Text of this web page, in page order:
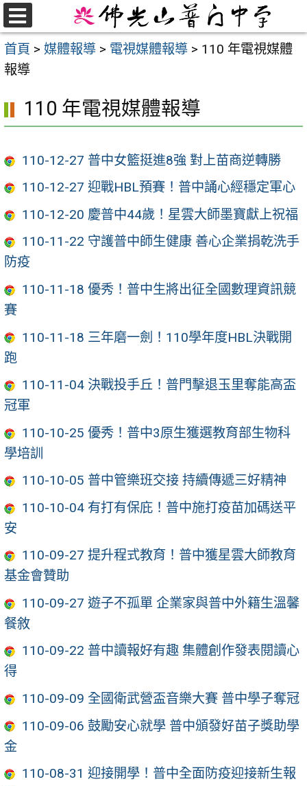
跳
至
主
要
首頁 > 媒體報導 > 電視媒體報導 > 110 年電視媒體
報導
110 年電視媒體報導
110-12-27 普中女籃挺進8強 對上苗商逆轉勝
110-12-27 迎戰HBL預賽！普中誦心經穩定軍心
110-12-20 慶普中44歲！星雲大師墨寶獻上祝福
110-11-22 守護普中師生健康 善心企業捐乾洗手
防疫
110-11-18 優秀！普中生將出征全國數理資訊競
賽
110-11-18 三年磨一劍！110學年度HBL決戰開
跑
110-11-04 決戰投手丘！普門擊退玉里奪能高盃
冠軍
110-10-25 優秀！普中3原生獲選教育部生物科
學培訓
110-10-05 普中管樂班交接 持續傳遞三好精神
110-10-04 有打有保庇！普中施打疫苗加碼送平
安
110-09-27 提升程式教育！普中獲星雲大師教育
基金會贊助
110-09-27 遊子不孤單 企業家與普中外籍生溫馨
餐敘
110-09-22 普中讀報好有趣 集體創作發表閱讀心
得
110-09-09 全國衛武營盃音樂大賽 普中學子奪冠
110-09-06 鼓勵安心就學 普中頒發好苗子獎助學
金
110-08-31 迎接開學！普中全面防疫迎接新生報
選
單